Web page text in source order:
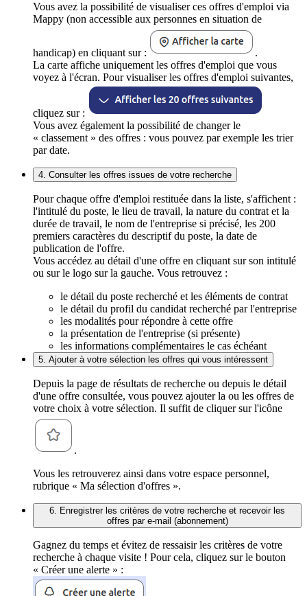
Vous avez la possibilité de visualiser ces offres d'emploi via
Mappy (non accessible aux personnes en situation de
handicap) en cliquant sur :
.
La carte affiche uniquement les offres d'emploi que vous
voyez à l'écran. Pour visualiser les offres d'emploi suivantes,
cliquez sur :
Vous avez également la possibilité de changer le
« classement » des offres : vous pouvez par exemple les trier
par date.
4. Consulter les offres issues de votre recherche
Pour chaque offre d'emploi restituée dans la liste, s'affichent :
l'intitulé du poste, le lieu de travail, la nature du contrat et la
durée de travail, le nom de l'entreprise si précisé, les 200
premiers caractères du descriptif du poste, la date de
publication de l'offre.
Vous accédez au détail d'une offre en cliquant sur son intitulé
ou sur le logo sur la gauche. Vous retrouvez :
le détail du poste recherché et les éléments de contrat
le détail du profil du candidat recherché par l'entreprise
les modalités pour répondre à cette offre
la présentation de l'entreprise (si présente)
les informations complémentaires le cas échéant
5. Ajouter à votre sélection les offres qui vous intéressent
Depuis la page de résultats de recherche ou depuis le détail
d'une offre consultée, vous pouvez ajouter la ou les offres de
votre choix à votre sélection. Il suffit de cliquer sur l'icône
.
Vous les retrouverez ainsi dans votre espace personnel,
rubrique « Ma sélection d'offres ».
6. Enregistrer les critères de votre recherche et recevoir les
offres par e-mail (abonnement)
Gagnez du temps et évitez de ressaisir les critères de votre
recherche à chaque visite ! Pour cela, cliquez sur le bouton
« Créer une alerte » :